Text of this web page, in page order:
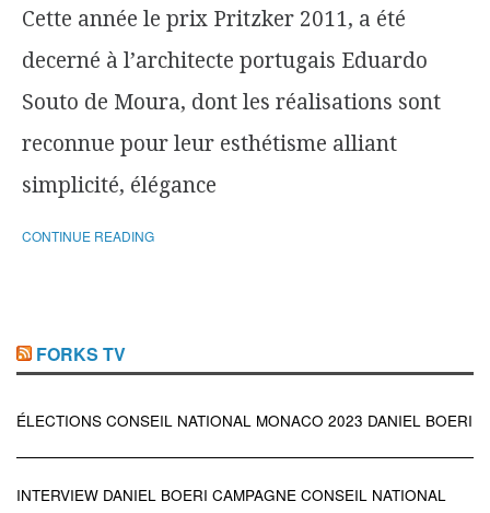
Cette année le prix Pritzker 2011, a été
decerné à l’architecte portugais Eduardo
Souto de Moura, dont les réalisations sont
reconnue pour leur esthétisme alliant
simplicité, élégance
CONTINUE READING
FORKS TV
ÉLECTIONS CONSEIL NATIONAL MONACO 2023 DANIEL BOERI
INTERVIEW DANIEL BOERI CAMPAGNE CONSEIL NATIONAL